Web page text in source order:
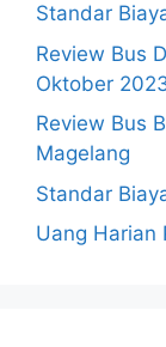
Standar
Review Bus
Oktober
Review Bus
Magelang
Standar
Uang Harian